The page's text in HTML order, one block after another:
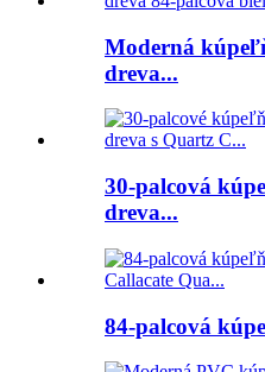
Moderná
dreva...
30-palcová
dreva...
84-palcová